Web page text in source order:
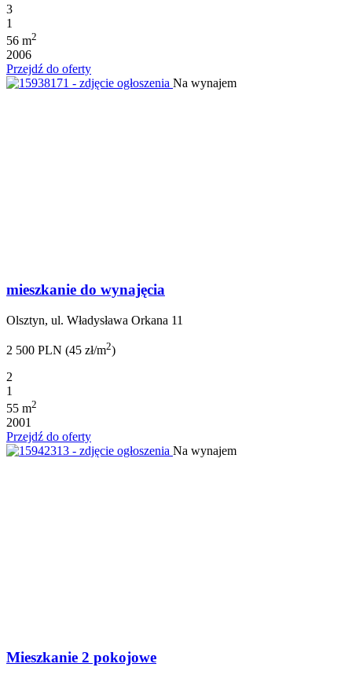
3
1
56 m2
2006
Przejdź do oferty
Na wynajem
mieszkanie do wynajęcia
Olsztyn, ul. Władysława Orkana 11
2 500 PLN (45 zł/m2)
2
1
55 m2
2001
Przejdź do oferty
Na wynajem
Mieszkanie 2 pokojowe